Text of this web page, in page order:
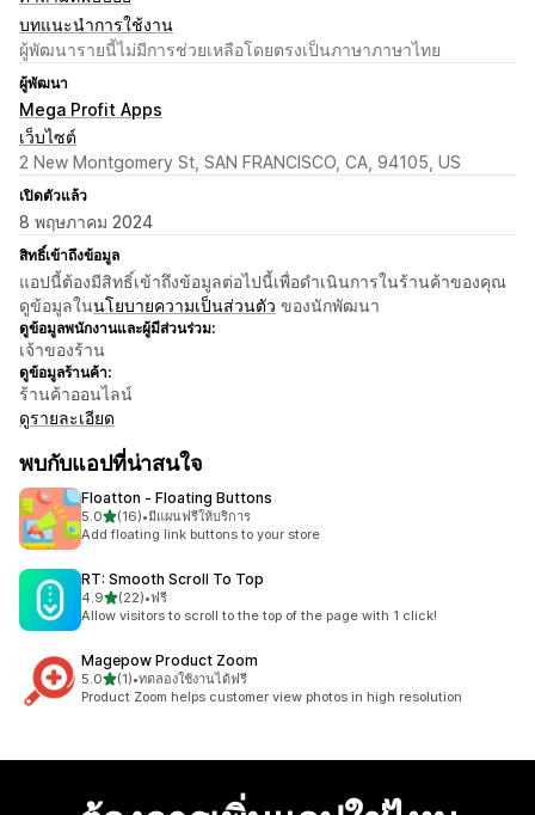
บทแนะนำการใช้งาน
ผู้พัฒนารายนี้ไม่มีการช่วยเหลือโดยตรงเป็นภาษาภาษาไทย
ผู้พัฒนา
Mega Profit Apps
เว็บไซต์
2 New Montgomery St, SAN FRANCISCO, CA, 94105, US
เปิดตัวแล้ว
8 พฤษภาคม 2024
สิทธิ์เข้าถึงข้อมูล
แอปนี้ต้องมีสิทธิ์เข้าถึงข้อมูลต่อไปนี้เพื่อดำเนินการในร้านค้าของคุณ
ดูข้อมูลในนโยบายความเป็นส่วนตัว ของนักพัฒนา
ดูข้อมูลพนักงานและผู้มีส่วนร่วม:
เจ้าของร้าน
ดูข้อมูลร้านค้า:
ร้านค้าออนไลน์
ดูรายละเอียด
พบกับแอปที่น่าสนใจ
Floatton ‑ Floating Buttons
5.0เต็ม 5 ดาว
(16)
ทั้งหมด 16 รีวิว
•มีแผนฟรีให้บริการ
Add floating link buttons to your store
RT: Smooth Scroll To Top
4.9เต็ม 5 ดาว
(22)
ทั้งหมด 22 รีวิว
•ฟรี
Allow visitors to scroll to the top of the page with 1 click!
Magepow Product Zoom
5.0เต็ม 5 ดาว
(1)
ทั้งหมด 1 รีวิว
•ทดลองใช้งานได้ฟรี
Product Zoom helps customer view photos in high resolution